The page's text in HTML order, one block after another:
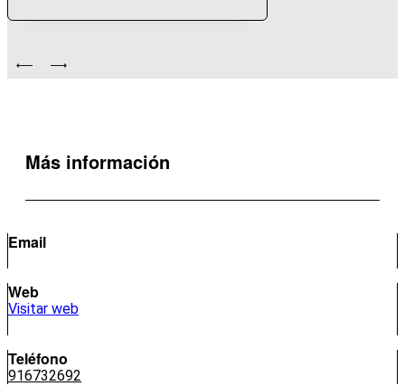
Más información
Email
Web
Visitar web
Teléfono
916732692